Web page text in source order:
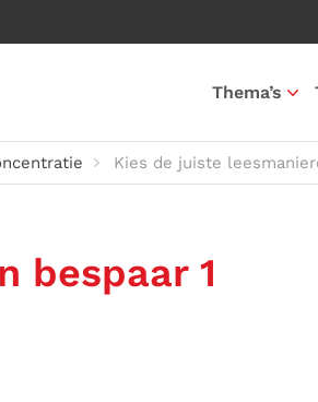
Thema’s
Kies de juiste
bespaar 1